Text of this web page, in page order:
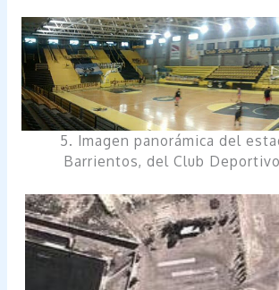
5. Imagen panorámica del
Barrientos, del Club